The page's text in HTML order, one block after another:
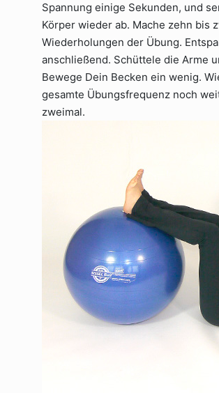
Spannung einige Sekunden, und
Körper wieder ab. Mache zehn bis
Wiederholungen der Übung.
anschließend. Schüttele die Arme
Bewege Dein Becken ein wenig.
gesamte Übungsfrequenz noch
zweimal.